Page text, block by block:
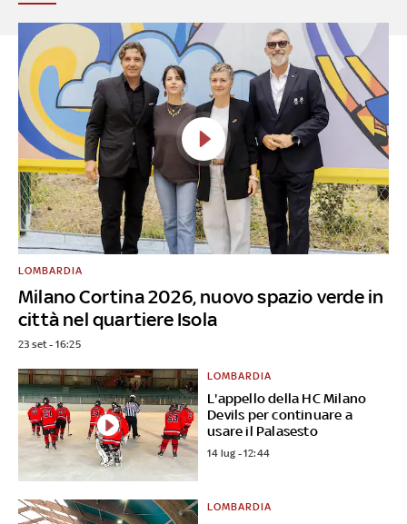
Milano Cortina 2026, nuovo spazio verde in
città nel quartiere Isola
LOMBARDIA
23 set - 16:25
L'appello della HC Milano
Devils per continuare a
usare il Palasesto
LOMBARDIA
14 lug - 12:44
LOMBARDIA